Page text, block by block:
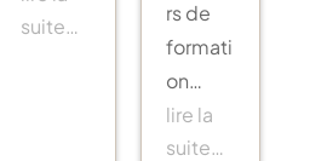
suite…
rs de
formati
on…
lire la
suite…